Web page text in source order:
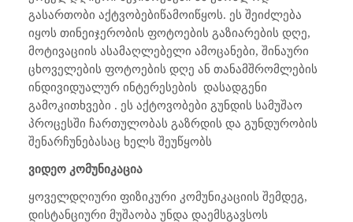
გასართობი აქტვობებიწამოიწყოს. ეს შეიძლება
იყოს თინეიჯერობის ფოტოების გაზიარების დღე,
მოტივაციის ასამაღლებელი ამოცანები, შინაური
ცხოველების ფოტოების დღე ან თანამშრომლების
ინდივიდუალურ ინტერესების დასადგენი
გამოკითხვები . ეს აქტოვობები გუნდის სამუშაო
პროცესში ჩართულობას გაზრდის და გუნდურობის
შენარჩუნებასაც ხელს შეუწყობს
ვიდეო კომუნიკაცია
ყოველდღიური ფიზიკური კომუნიკაციის შემდეგ,
დისტანციური მუშაობა უნდა დაემსგავსოს